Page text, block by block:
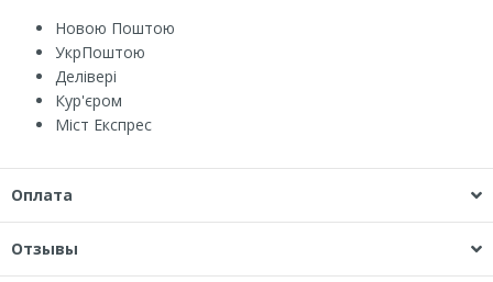
Новою Поштою
УкрПоштою
Делівері
Кур'єром
Міст Експрес
Оплата
Отзывы